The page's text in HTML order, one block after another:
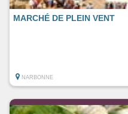
MARCHÉ DE PLEIN VENT
NARBONNE